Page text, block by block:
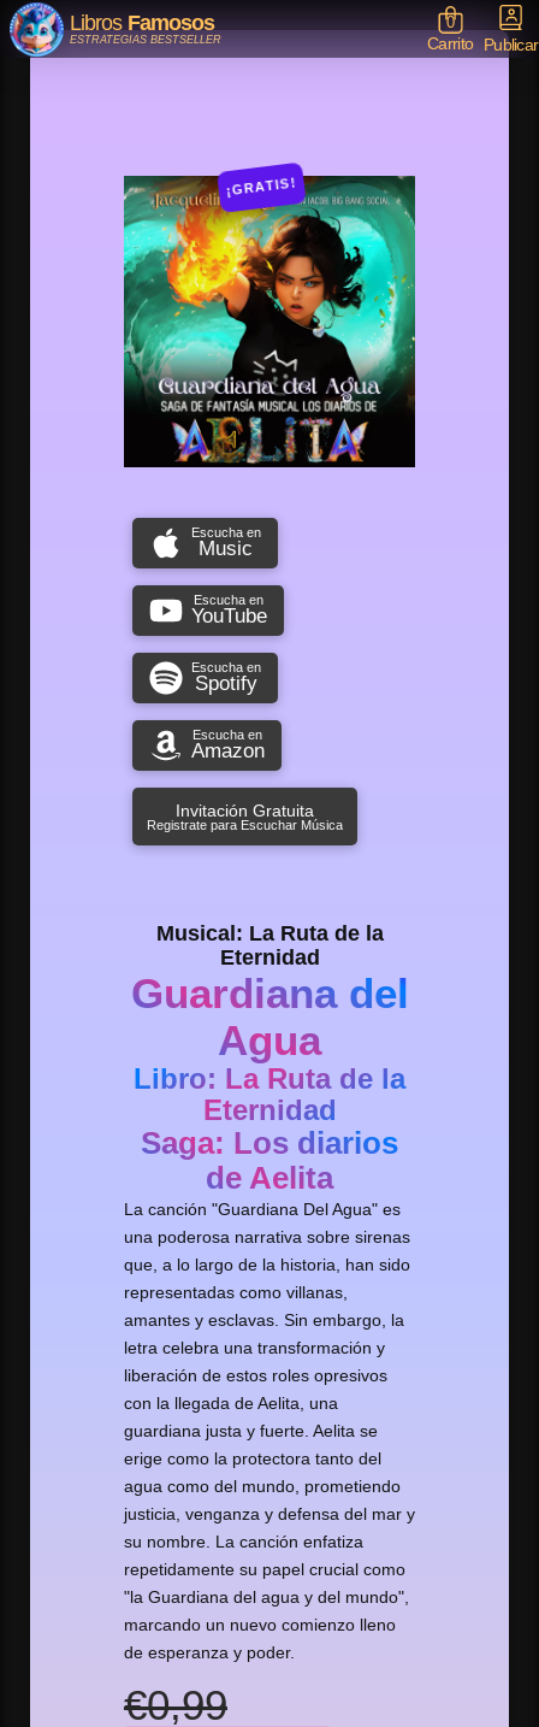
Libros Famosos
ESTRATEGIAS BESTSELLER
0
Carrito Publicar
Escucha en
Music
Escucha en
YouTube
Escucha en
Spotify
Escucha en
Amazon
Invitación Gratuita
Registrate para Escuchar Música
¡GRATIS!
Musical: La Ruta de la
Eternidad
Guardiana del
Agua
Libro: La Ruta de la
Eternidad
Saga: Los diarios
de Aelita
La canción "Guardiana Del Agua" es
una poderosa narrativa sobre sirenas
que, a lo largo de la historia, han sido
representadas como villanas,
amantes y esclavas. Sin embargo, la
letra celebra una transformación y
liberación de estos roles opresivos
con la llegada de Aelita, una
guardiana justa y fuerte. Aelita se
erige como la protectora tanto del
agua como del mundo, prometiendo
justicia, venganza y defensa del mar y
su nombre. La canción enfatiza
repetidamente su papel crucial como
"la Guardiana del agua y del mundo",
marcando un nuevo comienzo lleno
de esperanza y poder.
€0,99